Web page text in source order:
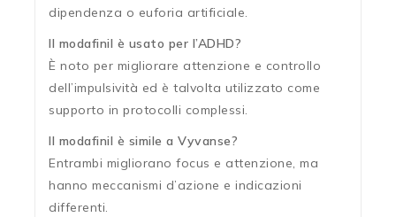
dipendenza o euforia artificiale.
Il modafinil è usato per l’ADHD?
È noto per migliorare attenzione e controllo
dell’impulsività ed è talvolta utilizzato come
supporto in protocolli complessi.
Il modafinil è simile a Vyvanse?
Entrambi migliorano focus e attenzione, ma
hanno meccanismi d’azione e indicazioni
differenti.